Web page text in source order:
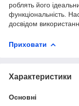
роблять його
функціональність.
досвідом
Приховати
Характеристики
Основні